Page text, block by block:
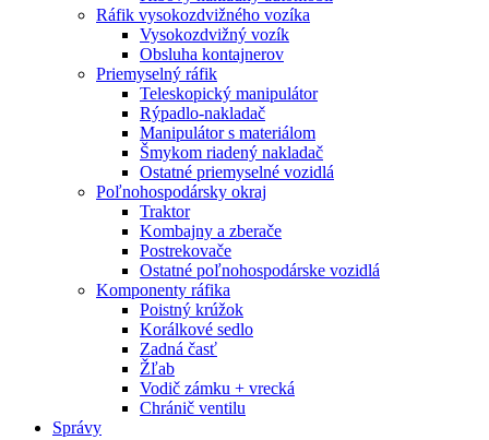
Ráfik vysokozdvižného vozíka
Vysokozdvižný vozík
Obsluha kontajnerov
Priemyselný ráfik
Teleskopický manipulátor
Rýpadlo-nakladač
Manipulátor s materiálom
Šmykom riadený nakladač
Ostatné priemyselné vozidlá
Poľnohospodársky okraj
Traktor
Kombajny a zberače
Postrekovače
Ostatné poľnohospodárske vozidlá
Komponenty ráfika
Poistný krúžok
Korálkové sedlo
Zadná časť
Žľab
Vodič zámku + vrecká
Chránič ventilu
Správy